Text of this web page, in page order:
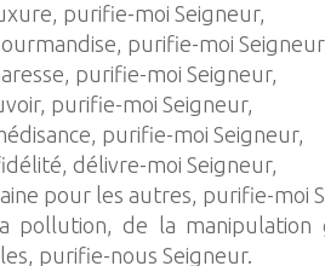
purifie-moi Seigneur,
purifie-moi
purifie-moi Seigneur,
purifie-moi Seigneur,
purifie-moi Seigneur,
délivre-moi Seigneur,
pour les autres, purifie-moi
pollution, de la manipulation
purifie-nous Seigneur.